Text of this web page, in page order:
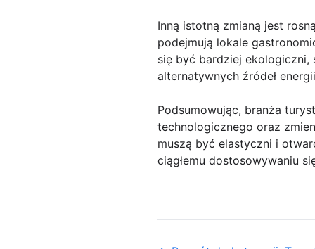
Inną istotną zmianą jest
podejmują lokale
się być bardziej ekologiczni,
alternatywnych źródeł
Podsumowując, branża
technologicznego oraz
muszą być elastyczni i
ciągłemu dostosowywaniu